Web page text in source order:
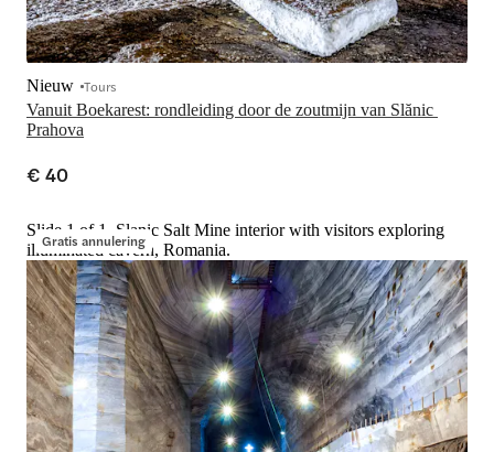
Vanuit Boekarest: rondleiding door de zoutmijn van Slănic
Prahova
Nieuw Tours
€ 40
Gratis annulering
Slide 1 of 1, Slanic Salt Mine interior with visitors exploring
illuminated cavern, Romania.